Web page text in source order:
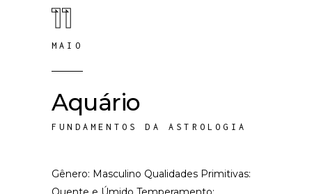
11
MAIO
Aquário
FUNDAMENTOS DA ASTROLOGIA
Gênero: Masculino Qualidades Primitivas: